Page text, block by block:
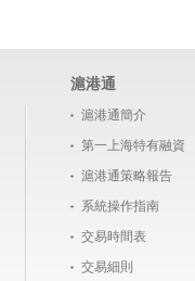
滬港通
滬港通簡介
第一上海特有融資
滬港通策略報告
系統操作指南
交易時間表
交易細則